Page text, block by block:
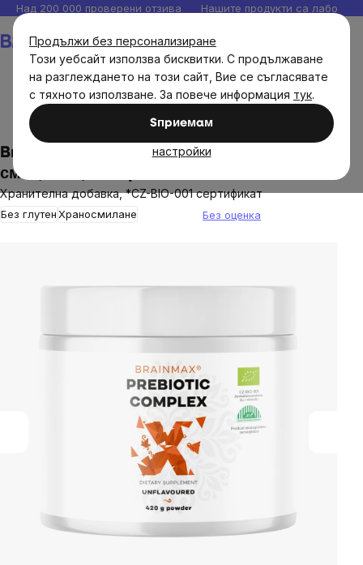
Продължи без персонализиране
Този уебсайт използва бисквитки. С продължаване
на разглеждането на този сайт, Вие се съгласявате
с тяхното използване. За повече информация тук.
Sпpиeмaм
настройки
Прескочи
към
съдържанието
Над 200 000 проверени отзива Нашите продукти са
Brainmax хранителни добавки
BrainMax Prebiotic Complex, пребиотична
смес, БИО, 420 гр
Хранителна добавка, *CZ-BIO-001 сертификат
Без глутенХраносмилане
is
of
stars.
Без оценка